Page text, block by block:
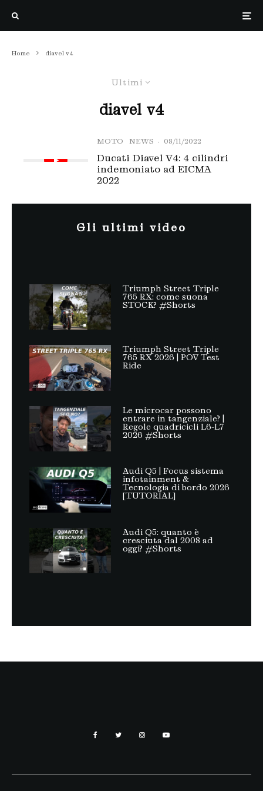
Home diavel v4
Ultimi
diavel v4
MOTO NEWS · 08/11/2022
Ducati Diavel V4: 4 cilindri
indemoniato ad EICMA
2022
Gli ultimi video
Triumph Street Triple
765 RX: come suona
STOCK? #Shorts
Triumph Street Triple
765 RX 2026 | POV Test
Ride
Le microcar possono
entrare in tangenziale? |
Regole quadricicli L6-L7
2026 #Shorts
Audi Q5 | Focus sistema
infotainment &
Tecnologia di bordo 2026
[TUTORIAL]
Audi Q5: quanto è
cresciuta dal 2008 ad
oggi? #Shorts